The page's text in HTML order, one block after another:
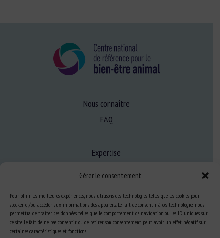
Gérer le consentement
Pour offrir les meilleures expériences, nous utilisons des technologies telles que les cookies pour
stocker et/ou accéder aux informations des appareils. Le fait de consentir à ces technologies nous
permettra de traiter des données telles que le comportement de navigation ou les ID uniques sur
ce site. Le fait de ne pas consentir ou de retirer son consentement peut avoir un effet négatif sur
certaines caractéristiques et fonctions.
Nous connaître
FAQ
Expertise
Ressources